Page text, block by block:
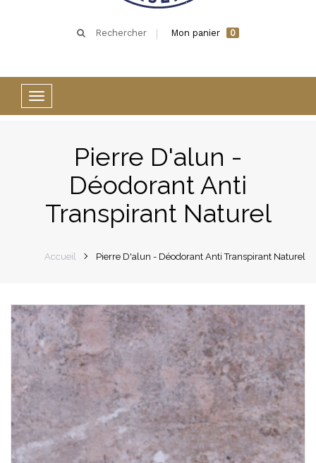
Rechercher Mon panier 0
Basculer
la
Pierre D'alun -
Déodorant Anti
Transpirant Naturel
Accueil Pierre D'alun - Déodorant Anti Transpirant Naturel